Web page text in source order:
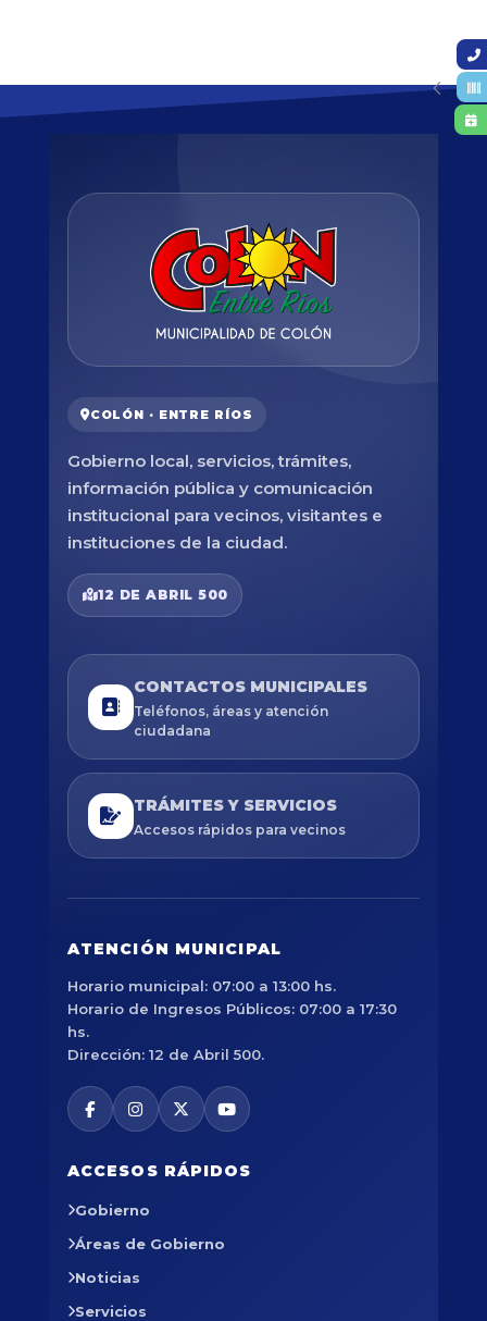
COLÓN · ENTRE RÍOS
Gobierno local, servicios, trámites,
información pública y comunicación
institucional para vecinos, visitantes e
instituciones de la ciudad.
12 DE ABRIL 500
CONTACTOS MUNICIPALES
Teléfonos, áreas y atención
ciudadana
TRÁMITES Y SERVICIOS
Accesos rápidos para vecinos
ATENCIÓN MUNICIPAL
Horario municipal: 07:00 a 13:00 hs.
Horario de Ingresos Públicos: 07:00 a 17:30
hs.
Dirección: 12 de Abril 500.
ACCESOS RÁPIDOS
Gobierno
Áreas de Gobierno
Noticias
Servicios